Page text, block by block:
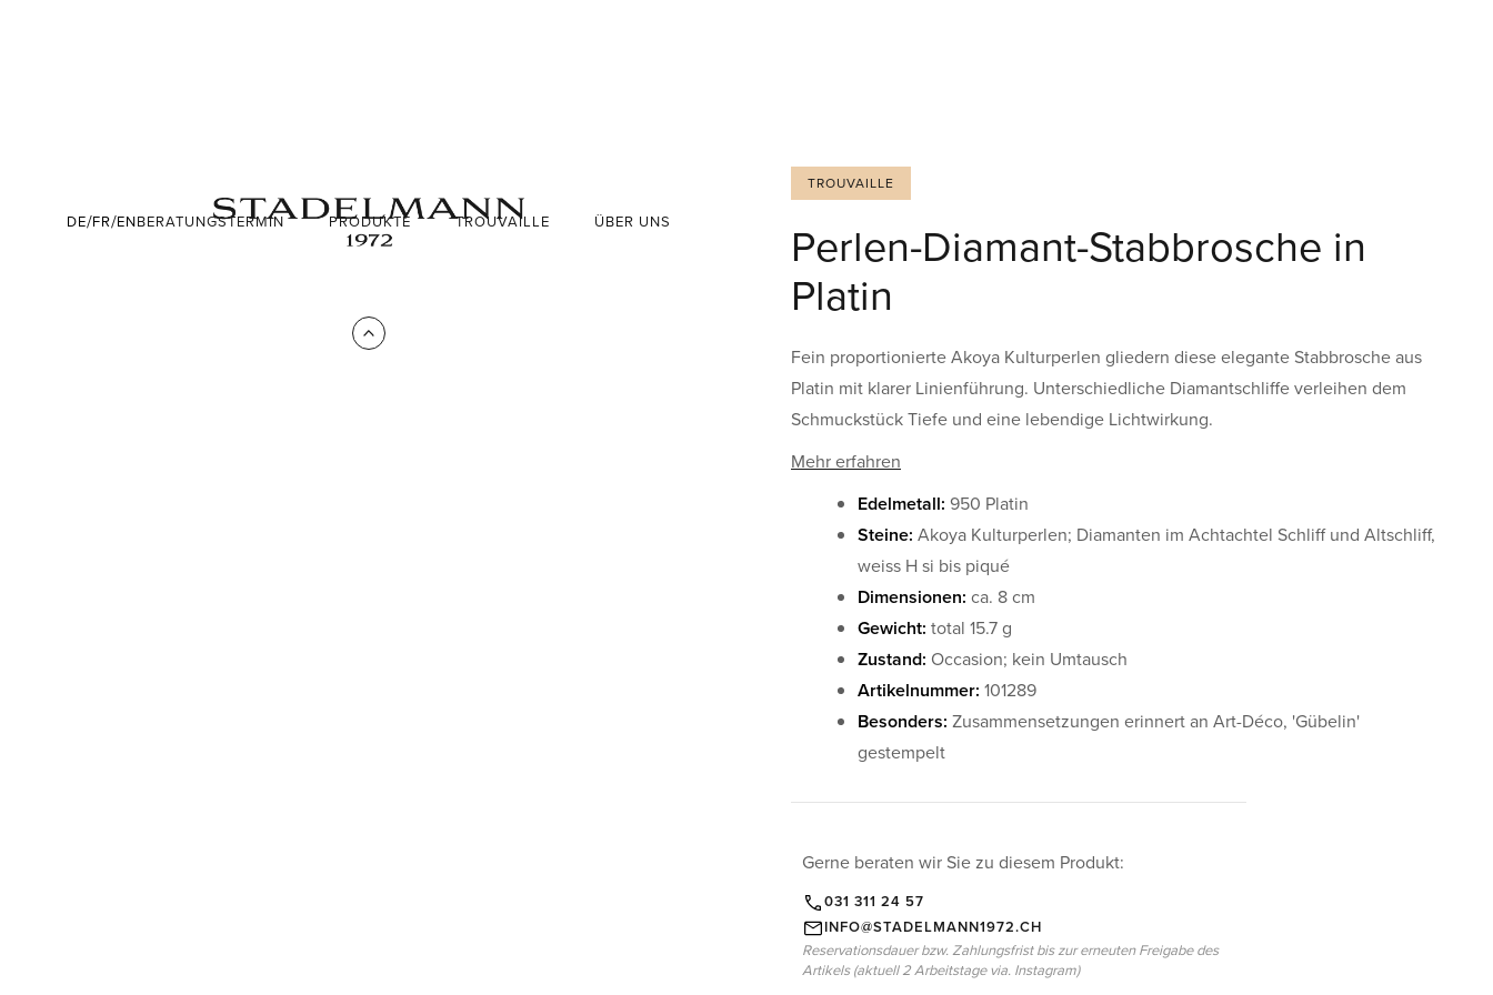
DE/FR/ENBERATUNGSTERMIN PRODUKTE TROUVAILLE ÜBER UNS
TROUVAILLE
Perlen-Diamant-Stabbrosche in
Platin
Fein proportionierte Akoya Kulturperlen gliedern diese elegante Stabbrosche aus
Platin mit klarer Linienführung. Unterschiedliche Diamantschliffe verleihen dem
Schmuckstück Tiefe und eine lebendige Lichtwirkung.
Mehr erfahren
Edelmetall: 950 Platin
Steine: Akoya Kulturperlen; Diamanten im Achtachtel Schliff und Altschliff,
weiss H si bis piqué
Dimensionen: ca. 8 cm
Gewicht: total 15.7 g
Zustand: Occasion; kein Umtausch
Artikelnummer: 101289
Besonders: Zusammensetzungen erinnert an Art-Déco, 'Gübelin'
gestempelt
Gerne beraten wir Sie zu diesem Produkt:
031 311 24 57
INFO@STADELMANN1972.CH
Reservationsdauer bzw. Zahlungsfrist bis zur erneuten Freigabe des
Artikels (aktuell 2 Arbeitstage via. Instagram)